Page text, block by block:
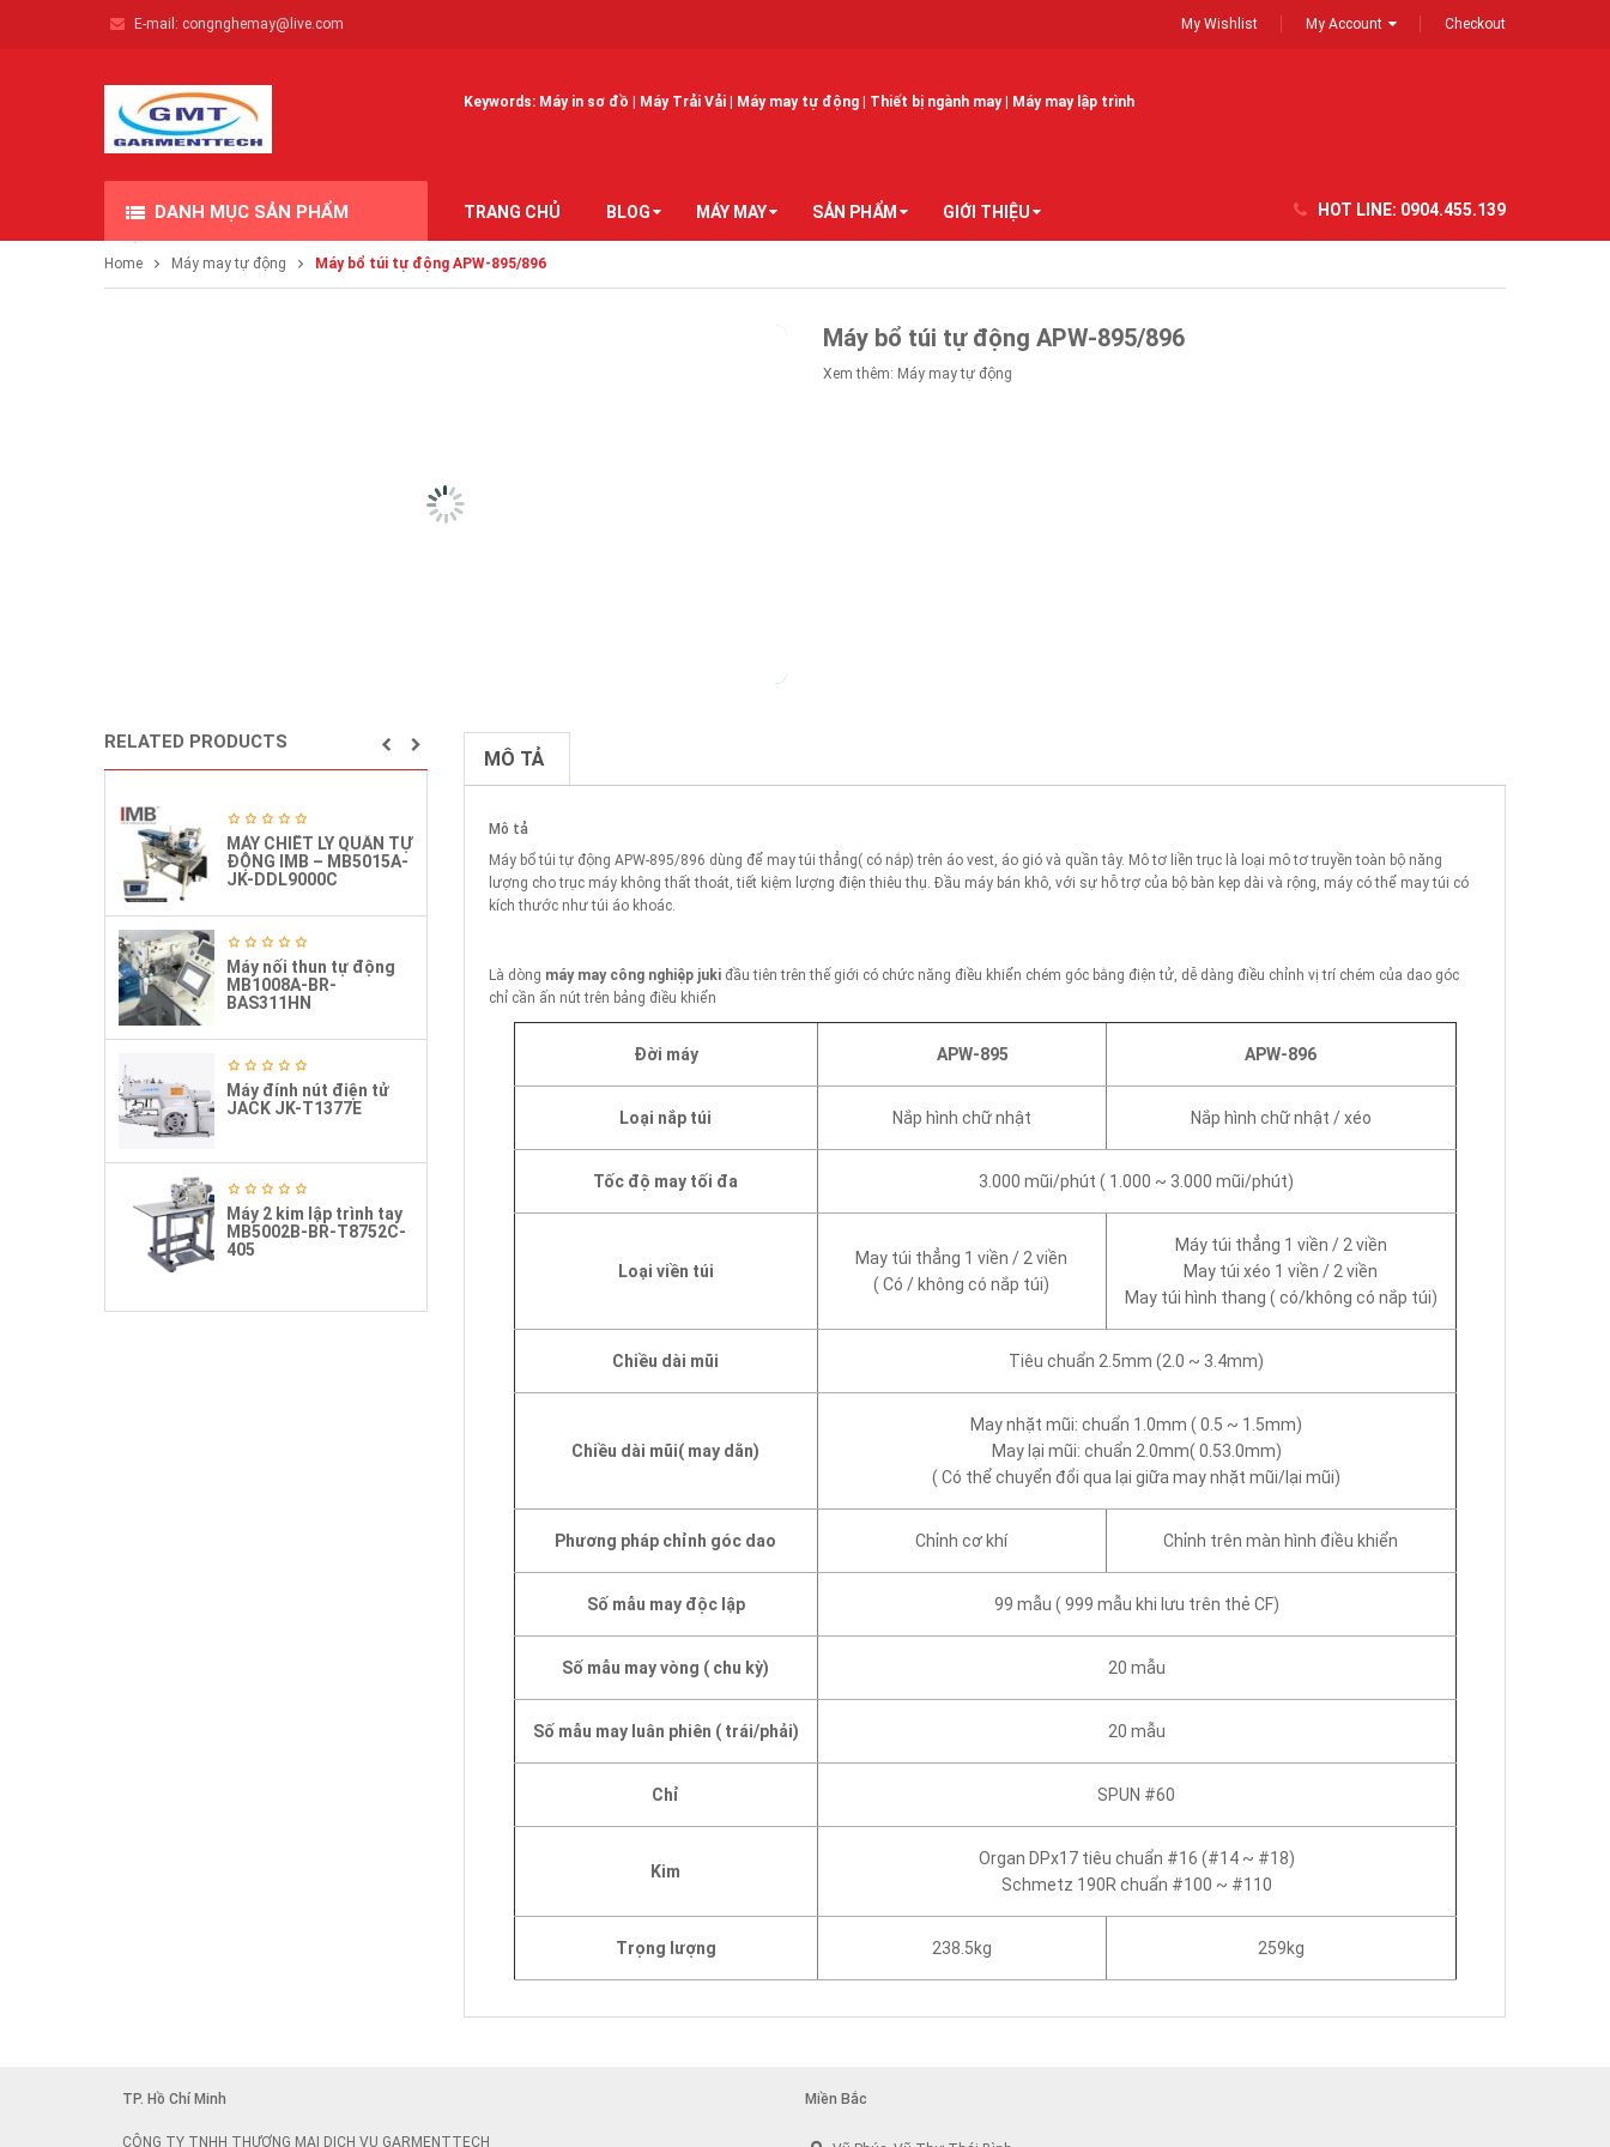
E-mail: congnghemay@live.com Checkout
My Account
My Wishlist
Keywords: Máy in sơ đồ | Máy Trải Vải | Máy may tự động | Thiết bị ngành may | Máy may lập trình
DANH MỤC SẢN PHẨM TRANG CHỦ BLOG MÁY MAY SẢN PHẨM GIỚI THIỆU HOT LINE: 0904.455.139
Home Máy may tự động Máy bổ túi tự động APW-895/896
Máy bổ túi tự động APW-895/896
Xem thêm: Máy may tự động
RELATED PRODUCTS
MÁY CHIẾT LY QUẦN TỰ
ĐỘNG IMB – MB5015A-
JK-DDL9000C
Máy nối thun tự động
MB1008A-BR-
BAS311HN
Máy đính nút điện tử
JACK JK-T1377E
Máy 2 kim lập trình tay
MB5002B-BR-T8752C-
405
MÔ TẢ
Mô tả
Máy bổ túi tự động APW-895/896 dùng để may túi thẳng( có nắp) trên áo vest, áo gió và quần tây. Mô tơ liền trục là loại mô tơ truyền toàn bộ năng
lượng cho trục máy không thất thoát, tiết kiệm lượng điện thiêu thụ. Đầu máy bán khô, với sự hỗ trợ của bộ bàn kẹp dài và rộng, máy có thể may túi có
kích thước như túi áo khoác.
Là dòng máy may công nghiệp juki đầu tiên trên thế giới có chức năng điều khiển chém góc bằng điện tử, dễ dàng điều chỉnh vị trí chém của dao góc
chỉ cần ấn nút trên bảng điều khiển
Đời máy APW-895 APW-896
Loại nắp túi Nắp hình chữ nhật Nắp hình chữ nhật / xéo
Tốc độ may tối đa 3.000 mũi/phút ( 1.000 ~ 3.000 mũi/phút)
Loại viền túi
May túi thẳng 1 viền / 2 viền
( Có / không có nắp túi)
Máy túi thẳng 1 viền / 2 viền
May túi xéo 1 viền / 2 viền
May túi hình thang ( có/không có nắp túi)
Chiều dài mũi Tiêu chuẩn 2.5mm (2.0 ~ 3.4mm)
Chiều dài mũi( may dằn)
May nhặt mũi: chuẩn 1.0mm ( 0.5 ~ 1.5mm)
May lại mũi: chuẩn 2.0mm( 0.53.0mm)
( Có thể chuyển đổi qua lại giữa may nhặt mũi/lại mũi)
Phương pháp chỉnh góc dao Chỉnh cơ khí Chỉnh trên màn hình điều khiển
Số mẫu may độc lập 99 mẫu ( 999 mẫu khi lưu trên thẻ CF)
Số mẫu may vòng ( chu kỳ) 20 mẫu
Số mẫu may luân phiên ( trái/phải) 20 mẫu
Chỉ SPUN #60
Kim
Organ DPx17 tiêu chuẩn #16 (#14 ~ #18)
Schmetz 190R chuẩn #100 ~ #110
Trọng lượng 238.5kg 259kg
TP. Hồ Chí Minh
CÔNG TY TNHH THƯƠNG MẠI DỊCH VỤ GARMENTTECH
Miền Bắc